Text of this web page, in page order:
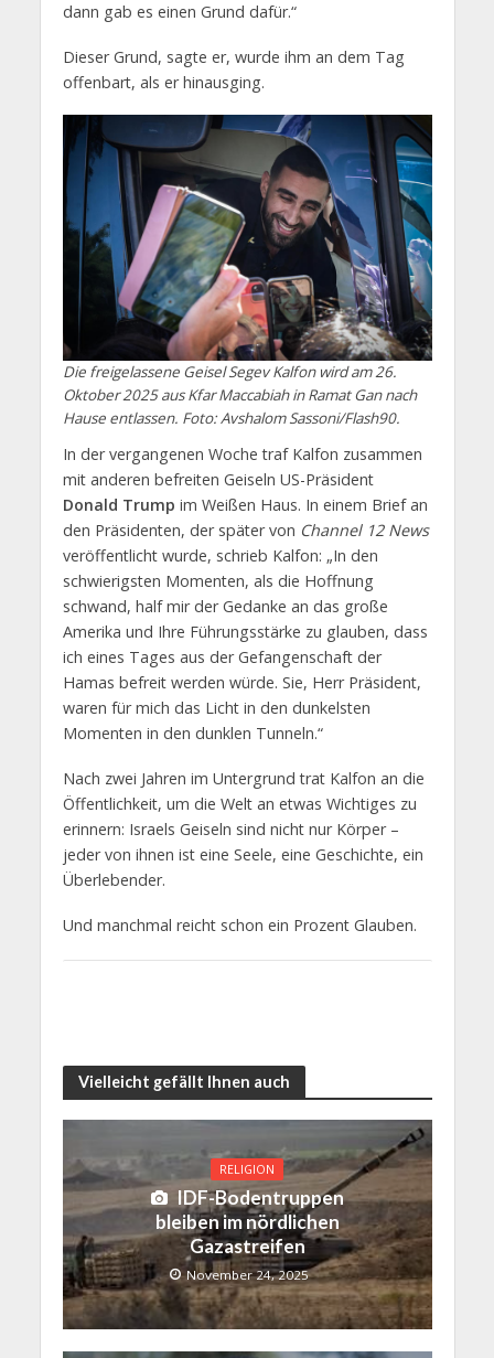
dann gab es einen Grund dafür.“
Dieser Grund, sagte er, wurde ihm an dem Tag
offenbart, als er hinausging.
Die freigelassene Geisel Segev Kalfon wird am 26.
Oktober 2025 aus Kfar Maccabiah in Ramat Gan nach
Hause entlassen. Foto: Avshalom Sassoni/Flash90.
In der vergangenen Woche traf Kalfon zusammen
mit anderen befreiten Geiseln US-Präsident
Donald Trump im Weißen Haus. In einem Brief an
den Präsidenten, der später von Channel 12 News
veröffentlicht wurde, schrieb Kalfon: „In den
schwierigsten Momenten, als die Hoffnung
schwand, half mir der Gedanke an das große
Amerika und Ihre Führungsstärke zu glauben, dass
ich eines Tages aus der Gefangenschaft der
Hamas befreit werden würde. Sie, Herr Präsident,
waren für mich das Licht in den dunkelsten
Momenten in den dunklen Tunneln.“
Nach zwei Jahren im Untergrund trat Kalfon an die
Öffentlichkeit, um die Welt an etwas Wichtiges zu
erinnern: Israels Geiseln sind nicht nur Körper –
jeder von ihnen ist eine Seele, eine Geschichte, ein
Überlebender.
Und manchmal reicht schon ein Prozent Glauben.
Vielleicht gefällt Ihnen auch
RELIGION
IDF-Bodentruppen
bleiben im nördlichen
Gazastreifen
November 24, 2025